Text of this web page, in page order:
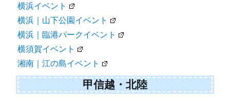
横浜イベント
横浜｜山下公園イベント
横浜｜臨港パークイベント
横須賀イベント
湘南｜江の島イベント
甲信越・北陸